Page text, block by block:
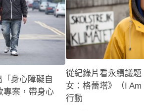
身心障礙自
專案，帶身心
從紀錄片看永續議
女：格蕾塔》（I
行動